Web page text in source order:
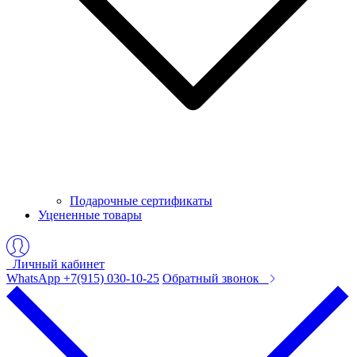
Подарочные сертификаты
Уцененные товары
Личный кабинет
WhatsApp +7(915) 030-10-25 Обратный звонок